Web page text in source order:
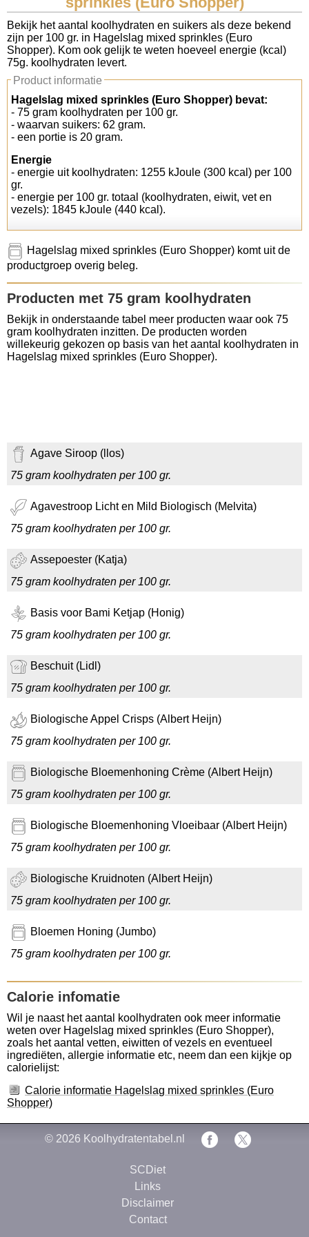
Koolhydraten tellen
Links
Bekijk het aantal koolhydraten en suikers als deze bekend
zijn per 100 gr. in Hagelslag mixed sprinkles (Euro
Shopper). Kom ook gelijk te weten hoeveel energie (kcal)
75g. koolhydraten levert.
Product informatie
Hagelslag mixed sprinkles (Euro Shopper) bevat:
- 75 gram koolhydraten per 100 gr.
- waarvan suikers: 62 gram.
- een portie is 20 gram.
Energie
- energie uit koolhydraten: 1255 kJoule (300 kcal) per 100
gr.
- energie per 100 gr. totaal (koolhydraten, eiwit, vet en
vezels): 1845 kJoule (440 kcal).
Hagelslag mixed sprinkles (Euro Shopper) komt uit de
productgroep overig beleg.
Producten met 75 gram koolhydraten
Bekijk in onderstaande tabel meer producten waar ook 75
gram koolhydraten inzitten. De producten worden
willekeurig gekozen op basis van het aantal koolhydraten in
Hagelslag mixed sprinkles (Euro Shopper).
Agave Siroop (llos)
75 gram koolhydraten per 100 gr.
Agavestroop Licht en Mild Biologisch (Melvita)
75 gram koolhydraten per 100 gr.
Assepoester (Katja)
75 gram koolhydraten per 100 gr.
Basis voor Bami Ketjap (Honig)
75 gram koolhydraten per 100 gr.
Beschuit (Lidl)
75 gram koolhydraten per 100 gr.
Biologische Appel Crisps (Albert Heijn)
75 gram koolhydraten per 100 gr.
Biologische Bloemenhoning Crème (Albert Heijn)
75 gram koolhydraten per 100 gr.
Biologische Bloemenhoning Vloeibaar (Albert Heijn)
75 gram koolhydraten per 100 gr.
Biologische Kruidnoten (Albert Heijn)
75 gram koolhydraten per 100 gr.
Bloemen Honing (Jumbo)
75 gram koolhydraten per 100 gr.
Calorie infomatie
Wil je naast het aantal koolhydraten ook meer informatie
weten over Hagelslag mixed sprinkles (Euro Shopper),
zoals het aantal vetten, eiwitten of vezels en eventueel
ingrediëten, allergie informatie etc, neem dan een kijkje op
calorielijst:
Calorie informatie Hagelslag mixed sprinkles (Euro
Shopper)
© 2026 Koolhydratentabel.nl
SCDiet
Links
Disclaimer
Contact